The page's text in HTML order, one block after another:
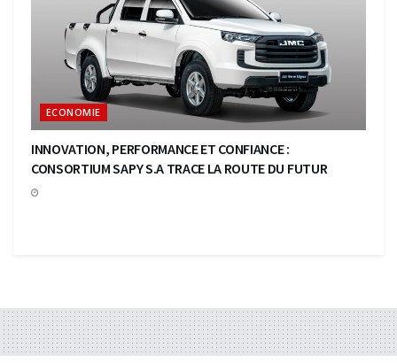
ECONOMIE
INNOVATION, PERFORMANCE ET CONFIANCE :
CONSORTIUM SAPY S.A TRACE LA ROUTE DU FUTUR